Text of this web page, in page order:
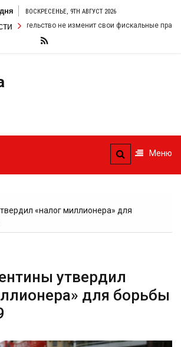
ВОСКРЕСЕНЬЕ, 9TH АВГУСТ 2026
не изменит свои фискальные правила,
Меню
«налог миллионера» для
утвердил
для борьбы